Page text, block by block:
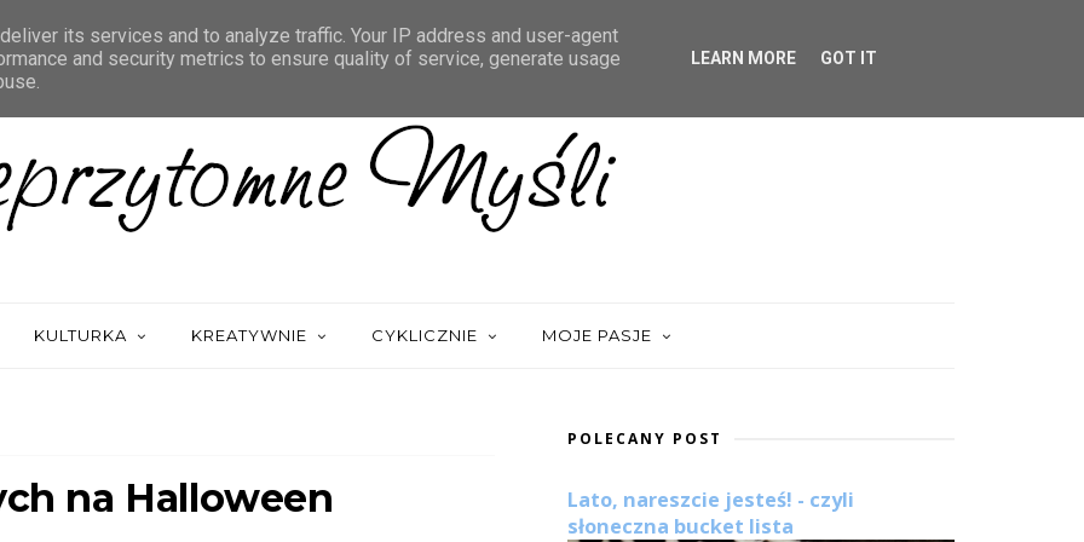
KULTURKA KREATYWNIE CYKLICZNIE MOJE PASJE
na Halloween
POLECANY POST
Lato, nareszcie jesteś! - czyli
słoneczna bucket lista
its services and to analyze traffic. Your IP address and user-agent
and security metrics to ensure quality of service, generate usage
LEARN MORE GOT IT